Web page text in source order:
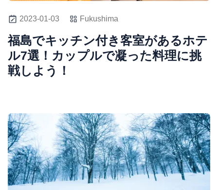
2023-01-03 Fukushima
福島でキッチン付き客室があるホテ
ル7選！カップルで凝った料理に挑
戦しよう！